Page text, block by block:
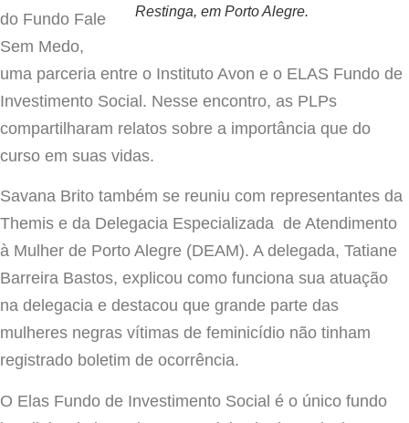
Restinga, em Porto Alegre.
do Fundo Fale
Sem Medo,
uma parceria entre o Instituto Avon e o ELAS Fundo de
Investimento Social. Nesse encontro, as PLPs
compartilharam relatos sobre a importância que do
curso em suas vidas.
Savana Brito também se reuniu com representantes da
Themis e da Delegacia Especializada de Atendimento
à Mulher de Porto Alegre (DEAM). A delegada, Tatiane
Barreira Bastos, explicou como funciona sua atuação
na delegacia e destacou que grande parte das
mulheres negras vítimas de feminicídio não tinham
registrado boletim de ocorrência.
O Elas Fundo de Investimento Social é o único fundo